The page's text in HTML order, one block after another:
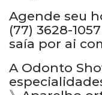
Agende seu
(77) 3628-
saía por ai
A Odonto